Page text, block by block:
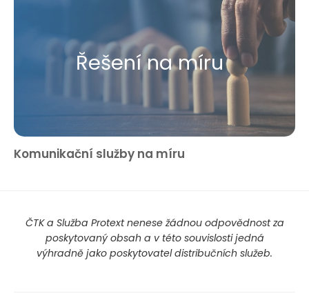
Řešení na míru
Komunikační služby na míru
ČTK a Služba Protext nenese žádnou odpovědnost za
poskytovaný obsah a v této souvislosti jedná
výhradně jako poskytovatel distribučních služeb.